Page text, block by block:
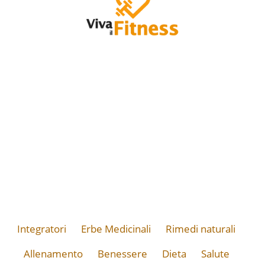
Integratori Erbe Medicinali
Rimedi naturali
Allenamento
Benessere Dieta
Salute